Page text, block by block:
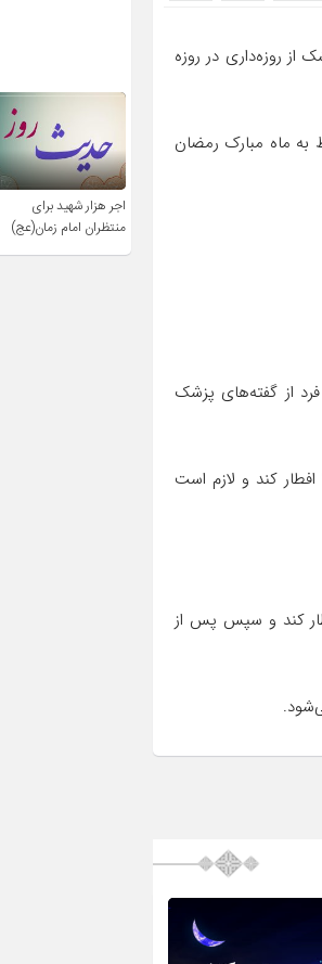
روزه‌داری در روزه
به ماه مبارک رمضان
از گفته‌های پزشک
کند و لازم است
کند و سپس پس از
اجر هزار شهید برای
منتظران امام زمان(عج)